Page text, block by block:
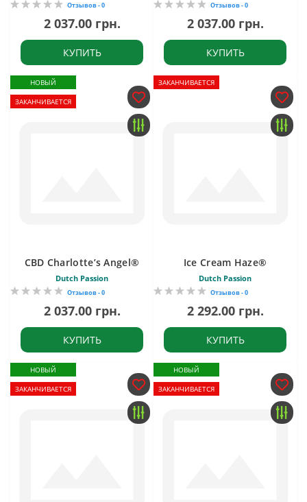
Отзывов - 0
2 037.00 грн.
КУПИТЬ
Отзывов - 0
2 037.00 грн.
КУПИТЬ
НОВЫЙ
ЗАКАНЧИВАЕТСЯ
CBD Charlotte’s Angel®
Dutch Passion
Отзывов - 0
2 037.00 грн.
КУПИТЬ
ЗАКАНЧИВАЕТСЯ
Ice Cream Haze®
Dutch Passion
Отзывов - 0
2 292.00 грн.
КУПИТЬ
НОВЫЙ
ЗАКАНЧИВАЕТСЯ
НОВЫЙ
ЗАКАНЧИВАЕТСЯ